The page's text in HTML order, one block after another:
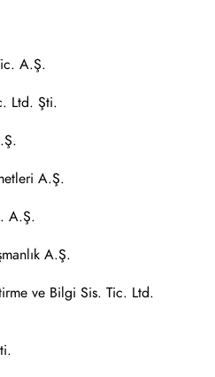
A.Ş.
Ltd. Şti.
A.Ş.
A.Ş.
A.Ş.
ve Bilgi Sis. Tic. Ltd.